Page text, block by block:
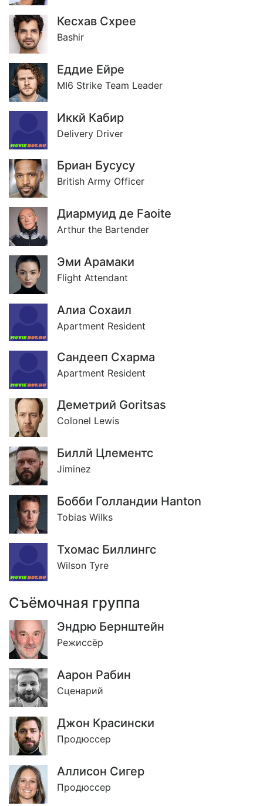
Кесхав Схрее
Bashir
Еддие Ейре
MI6 Strike Team Leader
Иккй Кабир
Delivery Driver
Бриан Бусусу
British Army Officer
Диармуид де Faoite
Arthur the Bartender
Эми Арамаки
Flight Attendant
Алиа Сохаил
Apartment Resident
Сандееп Схарма
Apartment Resident
Деметрий Goritsas
Colonel Lewis
Биллй Цлементс
Jiminez
Бобби Голландии Hanton
Tobias Wilks
Тхомас Биллингс
Wilson Tyre
Съёмочная группа
Эндрю Бернштейн
Режиссёр
Аарон Рабин
Сценарий
Джон Красински
Продюссер
Аллисон Сигер
Продюссер